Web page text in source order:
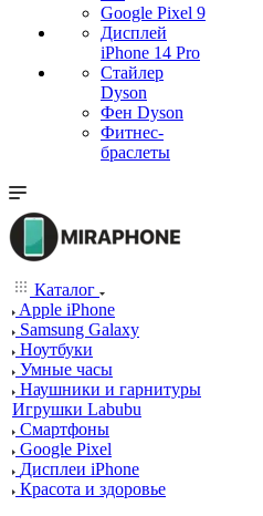
Google Pixel 9
Дисплей
iPhone 14 Pro
Стайлер
Dyson
Фен Dyson
Фитнес-
браслеты
Каталог
Apple iPhone
Samsung Galaxy
Ноутбуки
Умные часы
Наушники и гарнитуры
Игрушки Labubu
Смартфоны
Google Pixel
Дисплеи iPhone
Красота и здоровье